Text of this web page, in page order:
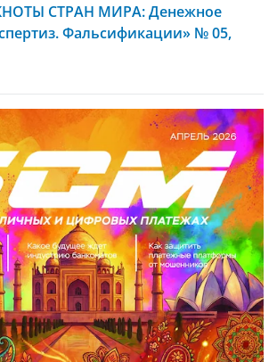
СТРАН МИРА: Денежное
Фальсификации» № 05,